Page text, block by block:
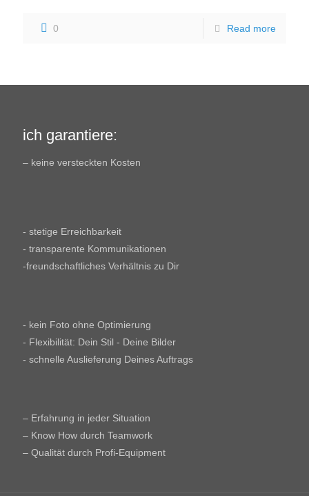
0 Read more
ich garantiere:
– keine versteckten Kosten
- stetige Erreichbarkeit
- transparente Kommunikationen
-freundschaftliches Verhältnis zu Dir
- kein Foto ohne Optimierung
- Flexibilität: Dein Stil - Deine Bilder
- schnelle Auslieferung Deines Auftrags
– Erfahrung in jeder Situation
– Know How durch Teamwork
– Qualität durch Profi-Equipment